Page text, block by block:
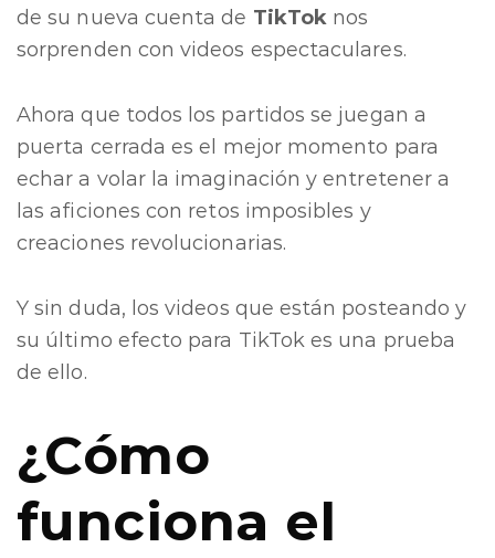
de su nueva cuenta de TikTok nos
sorprenden con videos espectaculares.
Ahora que todos los partidos se juegan a
puerta cerrada es el mejor momento para
echar a volar la imaginación y entretener a
las aficiones con retos imposibles y
creaciones revolucionarias.
Y sin duda, los videos que están posteando y
su último efecto para TikTok es una prueba
de ello.
¿Cómo
funciona el